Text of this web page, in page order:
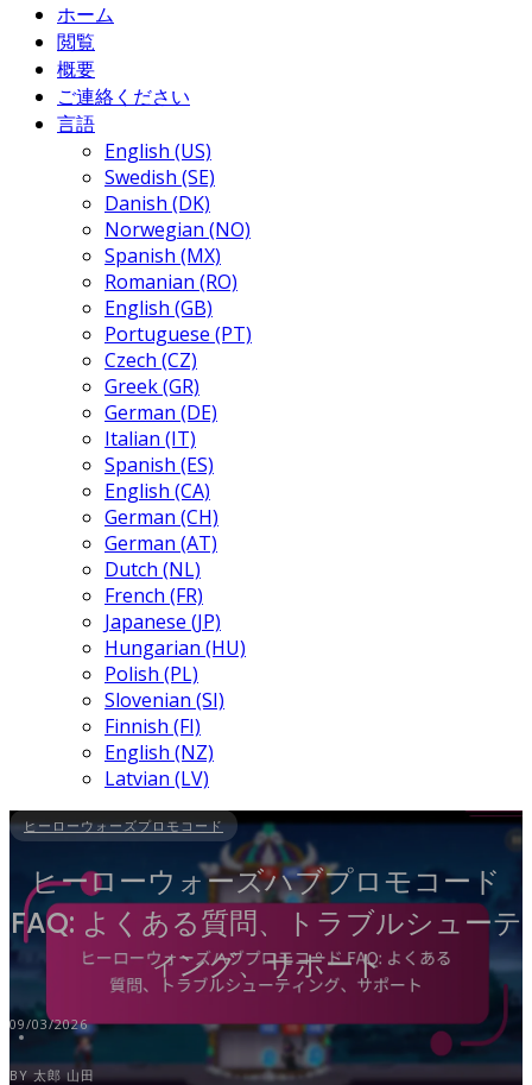
ホーム
閲覧
概要
ご連絡ください
言語
English (US)
Swedish (SE)
Danish (DK)
Norwegian (NO)
Spanish (MX)
Romanian (RO)
English (GB)
Portuguese (PT)
Czech (CZ)
Greek (GR)
German (DE)
Italian (IT)
Spanish (ES)
English (CA)
German (CH)
German (AT)
Dutch (NL)
French (FR)
Japanese (JP)
Hungarian (HU)
Polish (PL)
Slovenian (SI)
Finnish (FI)
English (NZ)
Latvian (LV)
ヒーローウォーズプロモコード
ヒーローウォーズハブプロモコード
FAQ: よくある質問、トラブルシューテ
ィング、サポート
09/03/2026
BY 太郎 山田